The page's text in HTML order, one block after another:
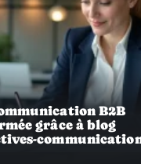
B2B
grâce à blog